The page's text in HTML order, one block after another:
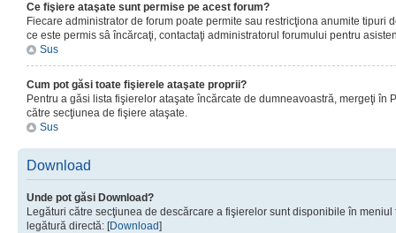
Ce fişiere ataşate sunt permise pe acest forum?
Fiecare administrator de forum poate permite sau restricţiona anumite tipuri
ce este permis sâ încărcaţi, contactaţi administratorul forumului pentru
Sus
Cum pot găsi toate fişierele ataşate proprii?
Pentru a găsi lista fişierelor ataşate încărcate de dumneavoastră, mergeţi în
către secţiunea de fişiere ataşate.
Sus
Download
Unde pot găsi Download?
Legături către secţiunea de descărcare a fişierelor sunt disponibile în
legătură directă: [Download]